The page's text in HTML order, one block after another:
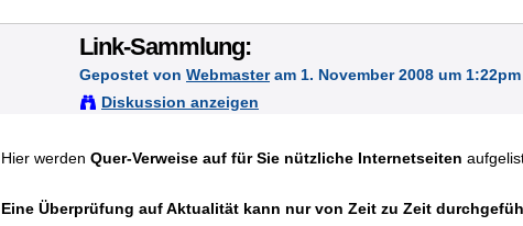
Link-Sammlung:
Gepostet von Webmasteram 1. November 2008 um
Diskussion anzeigen
Hier werden Quer-Verweise auf für Sie nützliche Internetseiten
Eine Überprüfung auf Aktualität kann nur von Zeit zu Zeit